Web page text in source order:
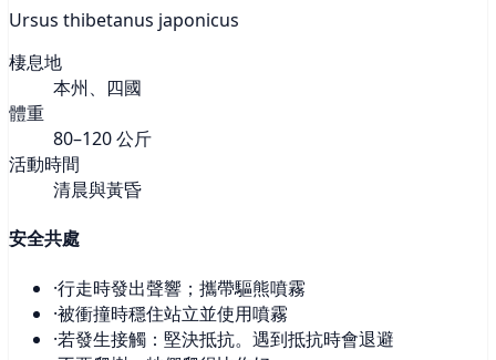
Ursus thibetanus japonicus
棲息地
本州、四國
體重
80–120 公斤
活動時間
清晨與黃昏
安全共處
·行走時發出聲響；攜帶驅熊噴霧
·被衝撞時穩住站立並使用噴霧
·若發生接觸：堅決抵抗。遇到抵抗時會退避